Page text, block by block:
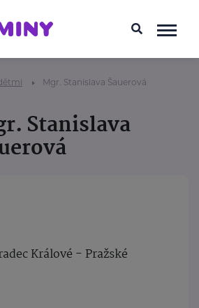
Mgr. Stanislava Šauerová
Stanislava
Králové - Pražské